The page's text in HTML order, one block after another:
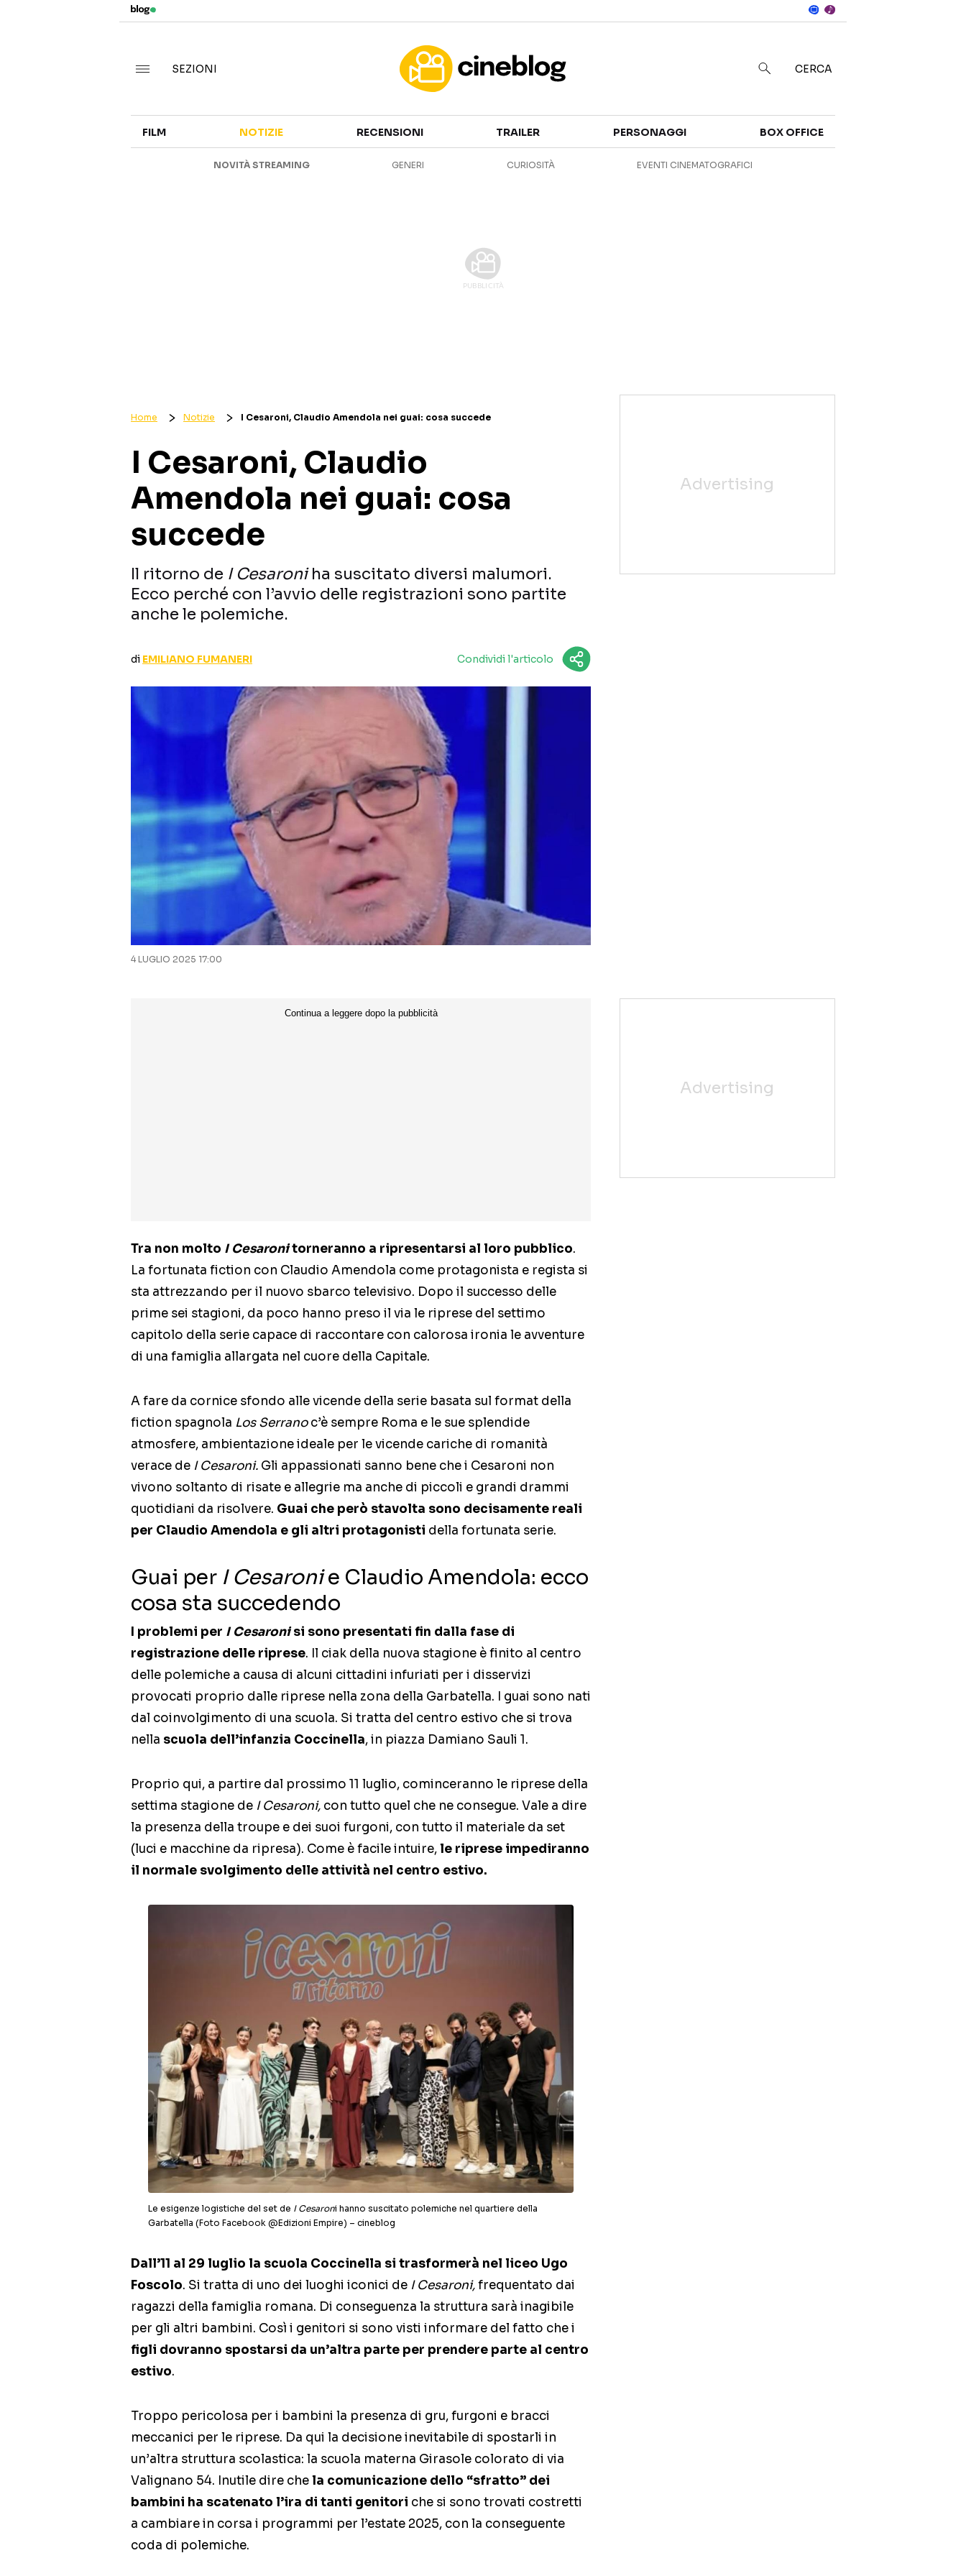
CANALI STREAMING
CURIOSITÀ
SEZIONI CERCA
FILM NOTIZIE RECENSIONI TRAILER PERSONAGGI BOX OFFICE
NOVITÀ STREAMING GENERI CURIOSITÀ EVENTI CINEMATOGRAFICI
Home Notizie I Cesaroni, Claudio Amendola nei guai: cosa succede
I Cesaroni, Claudio
Amendola nei guai: cosa
succede
Il ritorno de I Cesaroniha suscitato diversi malumori.
Ecco perché con l’avvio delle registrazioni sono partite
anche le polemiche.
di EMILIANO FUMANERI Condividi l'articolo
4 LUGLIO 2025 17:00
Tra non molto I Cesaronitorneranno a ripresentarsi al loro pubblico.
La fortunata fiction con Claudio Amendola come protagonista e regista si
sta attrezzando per il nuovo sbarco televisivo. Dopo il successo delle
prime sei stagioni, da poco hanno preso il via le riprese del settimo
capitolo della serie capace di raccontare con calorosa ironia le avventure
di una famiglia allargata nel cuore della Capitale.
A fare da cornice sfondo alle vicende della serie basata sul format della
fiction spagnola Los Serranoc’è sempre Roma e le sue splendide
atmosfere, ambientazione ideale per le vicende cariche di romanità
verace de I Cesaroni. Gli appassionati sanno bene che i Cesaroni non
vivono soltanto di risate e allegrie ma anche di piccoli e grandi drammi
quotidiani da risolvere. Guai che però stavolta sono decisamente reali
per Claudio Amendola e gli altri protagonisti della fortunata serie.
Guai per I Cesaronie Claudio Amendola: ecco
cosa sta succedendo
I problemi per I Cesaronisi sono presentati fin dalla fase di
registrazione delle riprese. Il ciak della nuova stagione è finito al centro
delle polemiche a causa di alcuni cittadini infuriati per i disservizi
provocati proprio dalle riprese nella zona della Garbatella. I guai sono nati
dal coinvolgimento di una scuola. Si tratta del centro estivo che si trova
nella scuola dell’infanzia Coccinella, in piazza Damiano Sauli 1.
Proprio qui, a partire dal prossimo 11 luglio, cominceranno le riprese della
settima stagione de I Cesaroni, con tutto quel che ne consegue. Vale a dire
la presenza della troupe e dei suoi furgoni, con tutto il materiale da set
(luci e macchine da ripresa). Come è facile intuire,le riprese impediranno
il normale svolgimento delle attività nel centro estivo.
Le esigenze logistiche del set de I Cesaroni hanno suscitato polemiche nel quartiere della
Garbatella (Foto Facebook @Edizioni Empire) – cineblog
Dall’11 al 29 luglio la scuola Coccinella si trasformerà nel liceo Ugo
Foscolo. Si tratta di uno dei luoghi iconici de I Cesaroni,frequentato dai
ragazzi della famiglia romana. Di conseguenza la struttura sarà inagibile
per gli altri bambini. Così i genitori si sono visti informare del fatto che i
figli dovranno spostarsi da un’altra parte per prendere parte al centro
estivo.
Troppo pericolosa per i bambini la presenza di gru, furgoni e bracci
meccanici per le riprese. Da qui la decisione inevitabile di spostarli in
un’altra struttura scolastica: la scuola materna Girasole colorato di via
Valignano 54. Inutile dire chela comunicazione dello “sfratto” dei
bambini ha scatenato l’ira di tanti genitori che si sono trovati costretti
a cambiare in corsa i programmi per l’estate 2025, con la conseguente
coda di polemiche.